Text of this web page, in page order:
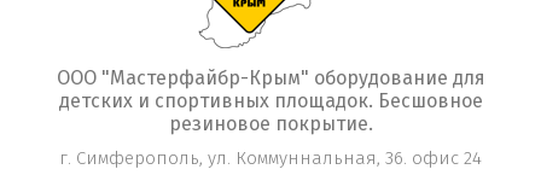
ООО "Мастерфайбр-Крым" оборудование для
детских и спортивных площадок. Бесшовное
резиновое покрытие.
г. Симферополь, ул. Коммуннальная, 36. офис 24